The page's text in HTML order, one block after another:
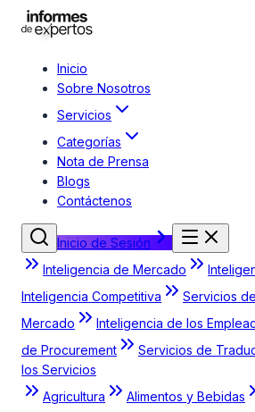
Inicio
Sobre Nosotros
Servicios
Categorías
Nota de Prensa
Blogs
Contáctenos
Inicio de Sesión
Inteligencia de Mercado
Inteligencia Competitiva
Servicios
Mercado
Inteligencia de los
de Procurement
Servicios de
los Servicios
Agricultura
Alimentos y Bebidas